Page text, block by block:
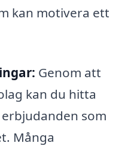
kan motivera ett
Genom att
kan du hitta
som
Många